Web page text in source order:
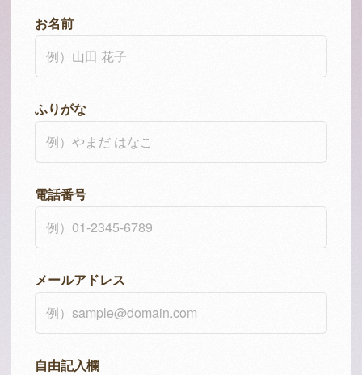
お名前
ふりがな
電話番号
メールアドレス
自由記入欄